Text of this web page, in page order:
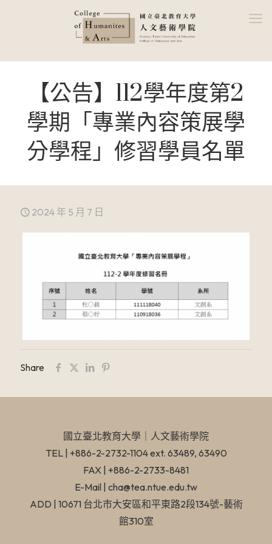
【公告】112學年度第2
學期「專業內容策展學
分學程」修習學員名單
2024 年 5 月 7 日
Share
國立臺北教育大學​｜人文藝術學院
TEL | +886-2-2732-1104 ext. 63489, 63490
FAX | +886-2-2733-8481
E-Mail | cha@tea.ntue.edu.tw
ADD | 10671 台北市大安區和平東路2段134號-藝術
館310室